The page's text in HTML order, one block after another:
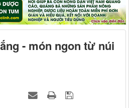
- món ngon từ núi